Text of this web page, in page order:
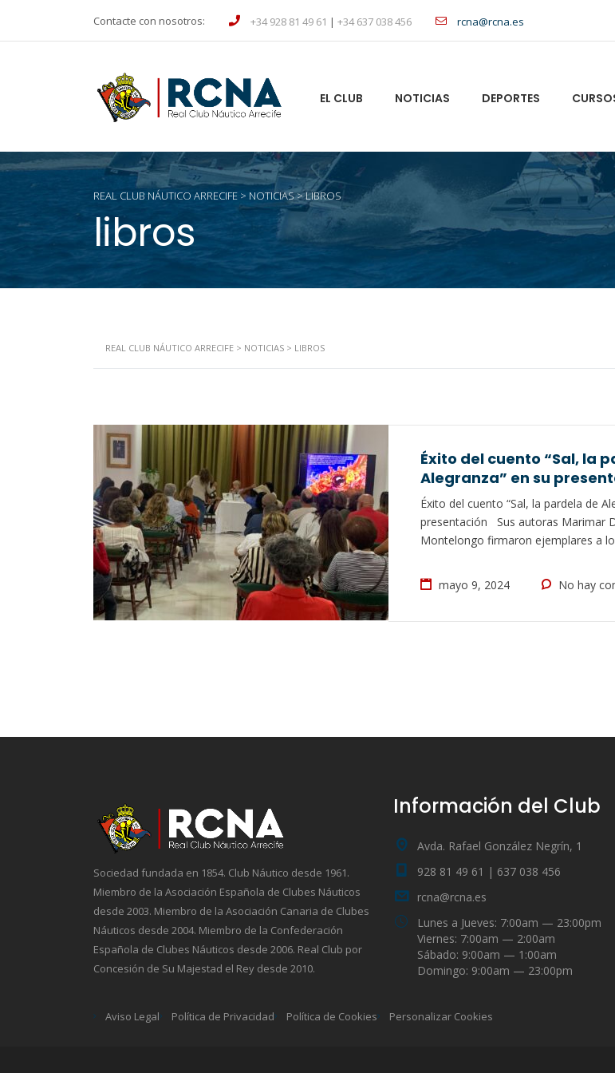
Contacte con nosotros: +34 928 81 49 61 | +34 637 038 456 rcna@rcna.es
EL CLUB NOTICIAS DEPORTES
libros
REAL CLUB NÁUTICO ARRECIFE > NOTICIAS>LIBROS
REAL CLUB NÁUTICO ARRECIFE > NOTICIAS > LIBROS
Éxito del cuento “Sal, la
Alegranza” en su
Éxito del cuento “Sal, la pardela de
presentación Sus autoras Marimar
Montelongo firmaron ejemplares a
de Arrecife acogió la presentación del
pardela de Alegranza”. Las pardelas
mayo 9, 2024 No hay
Sociedad fundada en 1854. Club Náutico desde 1961.
Miembro de la Asociación Española de Clubes Náuticos
desde 2003. Miembro de la Asociación Canaria de Clubes
Náuticos desde 2004. Miembro de la Confederación
Española de Clubes Náuticos desde 2006. Real Club por
Concesión de Su Majestad el Rey desde 2010.
Información del Club
Avda. Rafael González Negrín, 1
928 81 49 61 | 637 038 456
rcna@rcna.es
Lunes a Jueves: 7:00am — 23:00pm
Viernes: 7:00am — 2:00am
Sábado: 9:00am — 1:00am
Domingo: 9:00am — 23:00pm
Aviso Legal Política de Privacidad Política de Cookies Personalizar Cookies